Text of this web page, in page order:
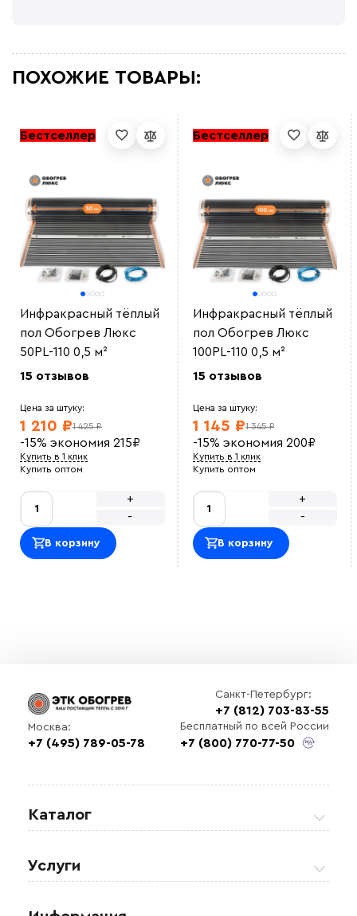
ПОХОЖИЕ ТОВАРЫ:
Бестселлер
Инфракрасный тёплый
пол Обогрев Люкс
50PL-110 0,5 м²
15 отзывов
Цена за штуку:
1 425 ₽
1 210 ₽
-15% экономия 215₽
Купить в 1 клик
Купить оптом
-
+
В корзину
Бестселлер
Инфракрасный тёплый
пол Обогрев Люкс
100PL-110 0,5 м²
15 отзывов
Цена за штуку:
1 345 ₽
1 145 ₽
-15% экономия 200₽
Купить в 1 клик
Купить оптом
-
+
В корзину
Санкт-Петербург:
+7 (812) 703-83-55
Москва:
+7 (495) 789-05-78
Бесплатный по всей России
+7 (800) 770-77-50
Каталог
Услуги